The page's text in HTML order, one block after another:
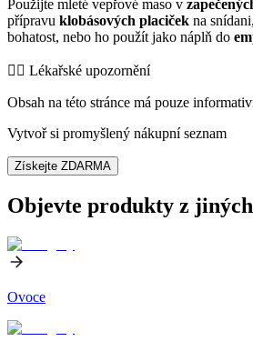
Použijte mleté vepřové maso v
přípravu klobásových placiček na
bohatost, nebo ho použít jako náplň do
👨‍⚕️️ Lékařské upozornění
Obsah na této stránce má pouze
Vytvoř si promyšlený nákupní seznam
Získejte ZDARMA
Objevte produkty z
Ovoce